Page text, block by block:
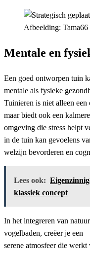
Afbeelding: Tama66
Mentale en
Een goed ontworpen tuin
mentale als fysieke
Tuinieren is niet alleen
maar biedt ook een
omgeving die stress helpt
in de tuin kan gevoelens
welzijn bevorderen en
Lees ook:
klassiek concept
In het integreren van
vogelbaden, creëer je een
serene atmosfeer die